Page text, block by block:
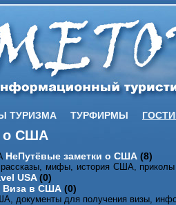
ТУРИЗМА ТУРФИРМЫ
о США
НеПутёвые заметки о США (8)
мифы, история США,
USA(0)
Виза в США (0)
документы для получения визы,